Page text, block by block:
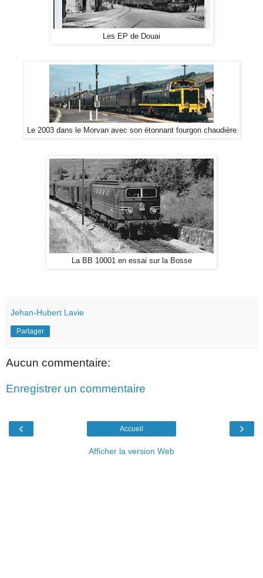
Les EP de Douai
Le 2003 dans le Morvan avec son étonnant fourgon chaudière
La BB 10001 en essai sur la Bosse
Jehan-Hubert Lavie
Partager
Aucun commentaire:
Enregistrer un commentaire
‹ ›
Accueil
Afficher la version Web